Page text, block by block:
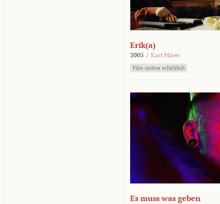
Erik(a)
2005 / Kurt Mayer
Film online erhältlich
Es muss was geben